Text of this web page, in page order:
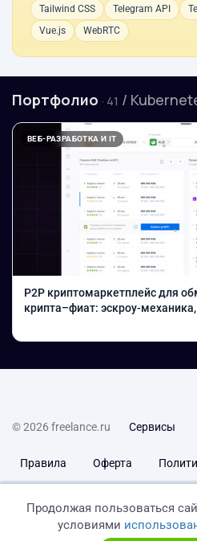
Tailwind CSS
Telegram API
Vue.js
WebRTC
Портфолио · 41 /
ВЕБ-РАЗРАБОТКА И IT
P2P криптомаркетплейс для
крипта–фиат: эскроу-
микросервисная архитектура
© 2026 freelance.ru Сервисы
Правила Оферта
Продолжая пользоваться
условиями